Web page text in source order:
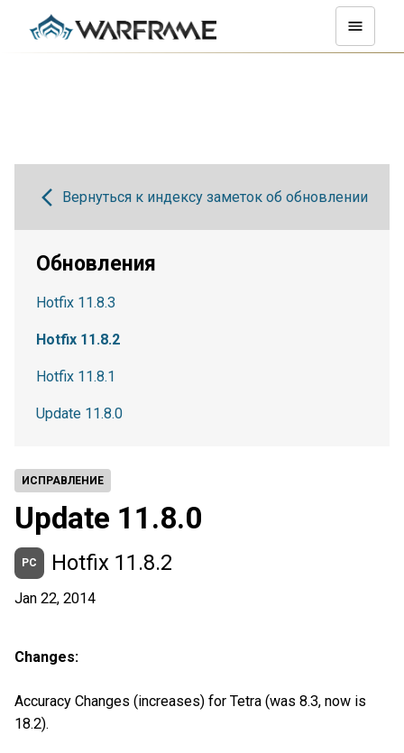
ИСПРАВЛЕНИЕ
Update 11.8.0
PC Hotfix 11.8.2
Jan 22, 2014
Changes:
Accuracy Changes (increases) for Tetra (was 8.3, now is
18.2).
Вернуться к индексу заметок об обновлении
Обновления
Hotfix 11.8.3
Hotfix 11.8.2
Hotfix 11.8.1
Update 11.8.0